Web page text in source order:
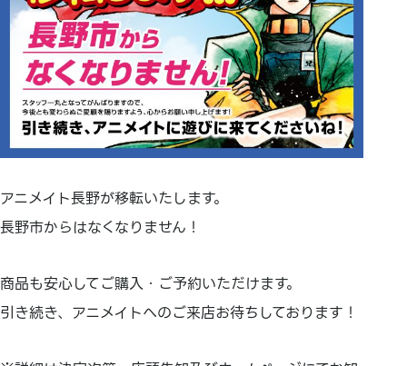
アニメイト長野が移転いたします。
長野市からはなくなりません！
商品も安心してご購入・ご予約いただけます。
引き続き、アニメイトへのご来店お待ちしております！